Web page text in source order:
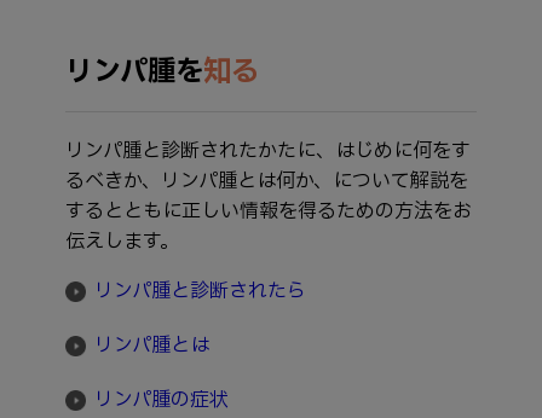
リンパ腫を知る
リンパ腫と診断されたかたに、はじめに何をす
るべきか、リンパ腫とは何か、について解説を
するとともに正しい情報を得るための方法をお
伝えします。
リンパ腫と診断されたら
リンパ腫とは
リンパ腫の症状